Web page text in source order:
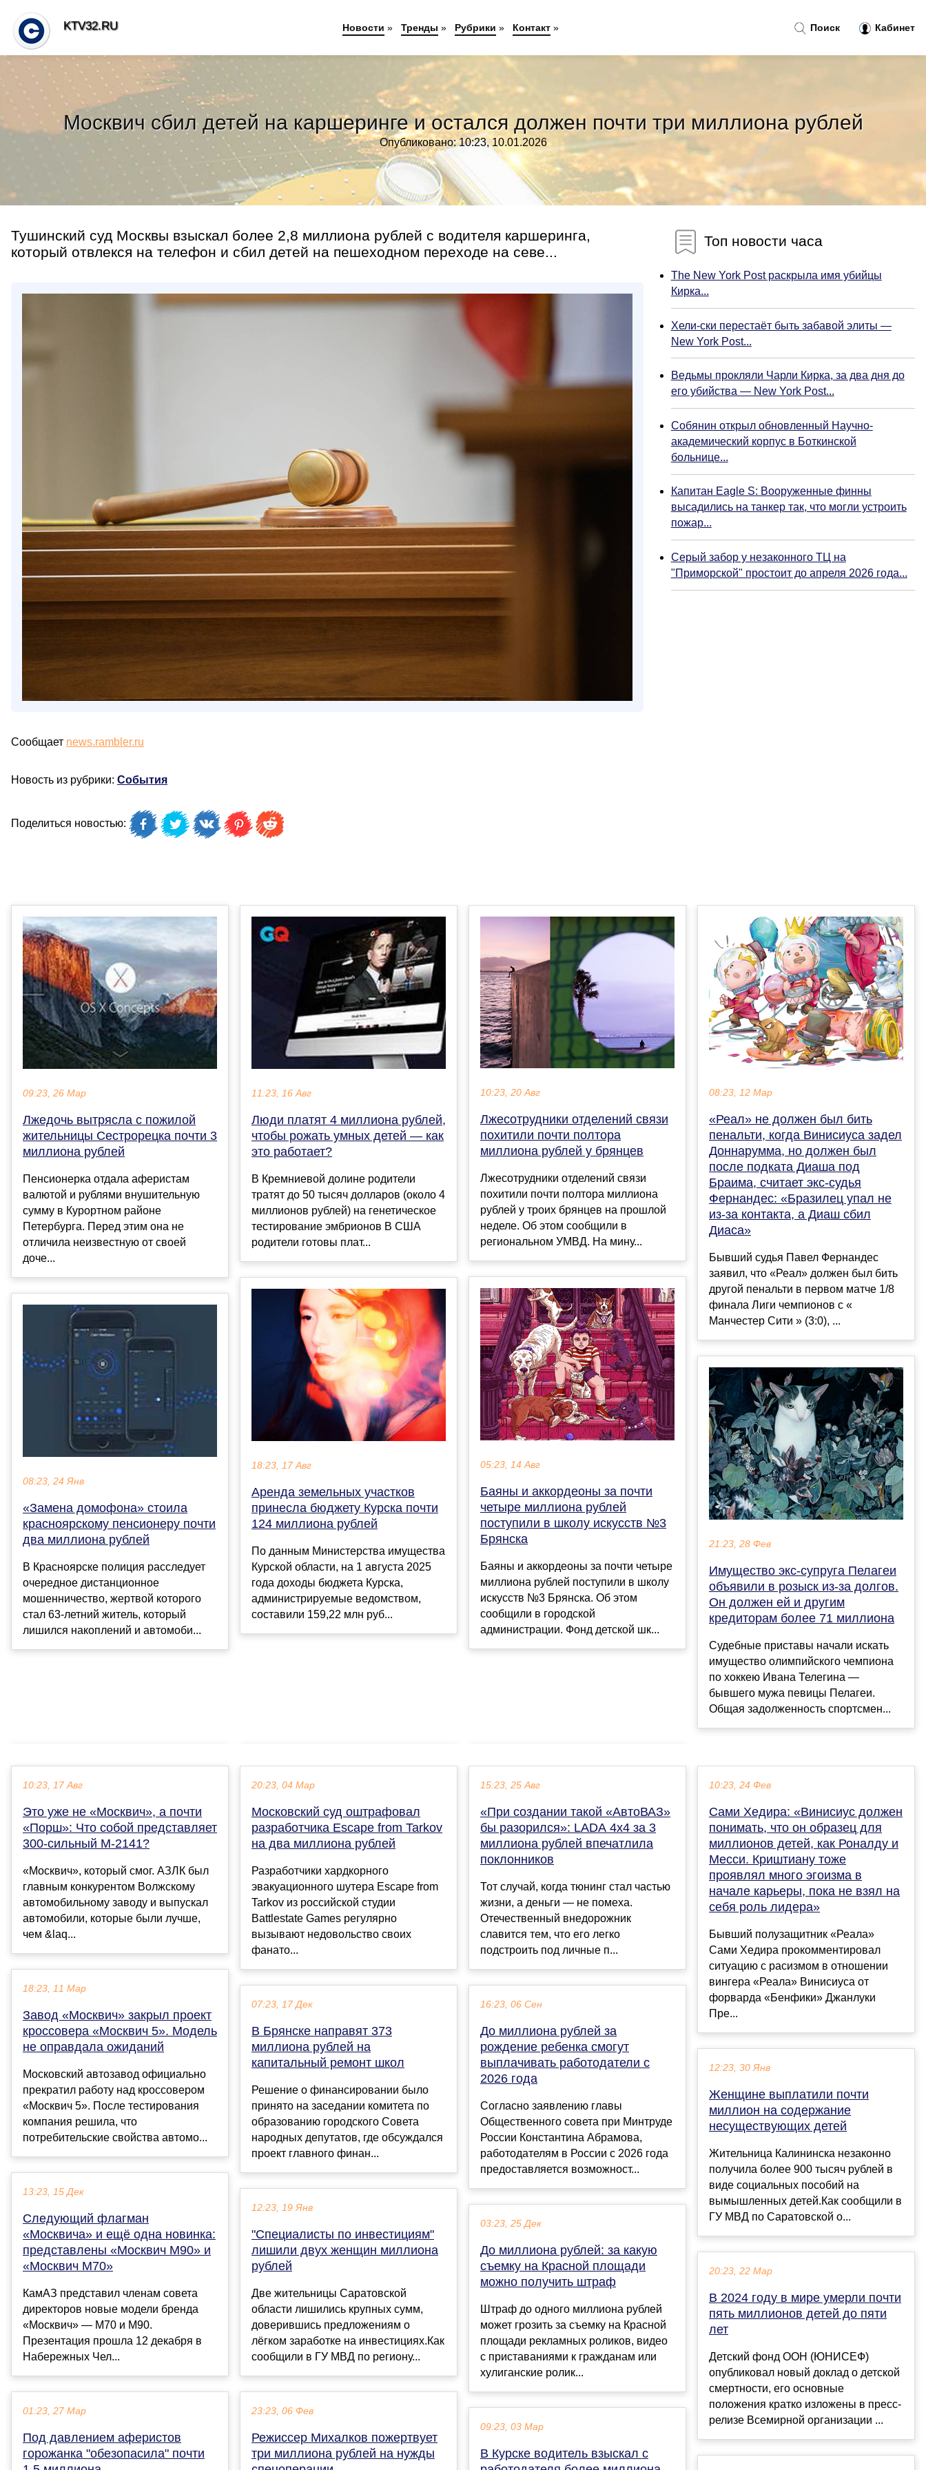
Москвич сбил детей на каршеринге и остался должен почти три миллиона рублей
Опубликовано: 10:23, 10.01.2026
Тушинский суд Москвы взыскал более 2,8 миллиона рублей с водителя каршеринга,
который отвлекся на телефон и сбил детей на пешеходном переходе на севе...
Сообщает news.rambler.ru
Новость из рубрики: События
Поделиться новостью:
Топ новости часа
The New York Post раскрыла имя убийцы
Кирка...
Хели-ски перестаёт быть забавой элиты —
New York Post...
Ведьмы прокляли Чарли Кирка, за два дня до
его убийства — New York Post...
Собянин открыл обновленный Научно-
академический корпус в Боткинской
больнице...
Капитан Eagle S: Вооруженные финны
высадились на танкер так, что могли устроить
пожар...
Серый забор у незаконного ТЦ на
"Приморской" простоит до апреля 2026 года...
09:23, 26 Мар
Лжедочь вытрясла с пожилой
жительницы Сестрорецка почти 3
миллиона рублей
Пенсионерка отдала аферистам
валютой и рублями внушительную
сумму в Курортном районе
Петербурга. Перед этим она не
отличила неизвестную от своей
доче...
08:23, 24 Янв
«Замена домофона» стоила
красноярскому пенсионеру почти
два миллиона рублей
В Красноярске полиция расследует
очередное дистанционное
мошенничество, жертвой которого
стал 63-летний житель, который
лишился накоплений и автомоби...
11:23, 16 Авг
Люди платят 4 миллиона рублей,
чтобы рожать умных детей — как
это работает?
В Кремниевой долине родители
тратят до 50 тысяч долларов (около 4
миллионов рублей) на генетическое
тестирование эмбрионов В США
родители готовы плат...
18:23, 17 Авг
Аренда земельных участков
принесла бюджету Курска почти
124 миллиона рублей
По данным Министерства имущества
Курской области, на 1 августа 2025
года доходы бюджета Курска,
администрируемые ведомством,
составили 159,22 млн руб...
10:23, 20 Авг
Лжесотрудники отделений связи
похитили почти полтора
миллиона рублей у брянцев
Лжесотрудники отделений связи
похитили почти полтора миллиона
рублей у троих брянцев на прошлой
неделе. Об этом сообщили в
региональном УМВД. На мину...
05:23, 14 Авг
Баяны и аккордеоны за почти
четыре миллиона рублей
поступили в школу искусств №3
Брянска
Баяны и аккордеоны за почти четыре
миллиона рублей поступили в школу
искусств №3 Брянска. Об этом
сообщили в городской
администрации. Фонд детской шк...
08:23, 12 Мар
«Реал» не должен был бить
пенальти, когда Винисиуса задел
Доннарумма, но должен был
после подката Диаша под
Браима, считает экс-судья
Фернандес: «Бразилец упал не
из-за контакта, а Диаш сбил
Диаса»
Бывший судья Павел Фернандес
заявил, что «Реал» должен был бить
другой пенальти в первом матче 1/8
финала Лиги чемпионов с «
Манчестер Сити » (3:0), ...
21:23, 28 Фев
Имущество экс-супруга Пелагеи
объявили в розыск из-за долгов.
Он должен ей и другим
кредиторам более 71 миллиона
Судебные приставы начали искать
имущество олимпийского чемпиона
по хоккею Ивана Телегина —
бывшего мужа певицы Пелагеи.
Общая задолженность спортсмен...
10:23, 17 Авг
Это уже не «Москвич», а почти
«Порш»: Что собой представляет
300-сильный М-2141?
«Москвич», который смог. АЗЛК был
главным конкурентом Волжскому
автомобильному заводу и выпускал
автомобили, которые были лучше,
чем &laq...
18:23, 11 Мар
Завод «Москвич» закрыл проект
кроссовера «Москвич 5». Модель
не оправдала ожиданий
Московский автозавод официально
прекратил работу над кроссовером
«Москвич 5». После тестирования
компания решила, что
потребительские свойства автомо...
13:23, 15 Дек
Следующий флагман
«Москвича» и ещё одна новинка:
представлены «Москвич М90» и
«Москвич М70»
КамАЗ представил членам совета
директоров новые модели бренда
«Москвич» — М70 и М90.
Презентация прошла 12 декабря в
Набережных Чел...
01:23, 27 Мар
Под давлением аферистов
горожанка "обезопасила" почти
20:23, 04 Мар
Московский суд оштрафовал
разработчика Escape from Tarkov
на два миллиона рублей
Разработчики хардкорного
эвакуационного шутера Escape from
Tarkov из российской студии
Battlestate Games регулярно
вызывают недовольство своих
фанато...
07:23, 17 Дек
В Брянске направят 373
миллиона рублей на
капитальный ремонт школ
Решение о финансировании было
принято на заседании комитета по
образованию городского Совета
народных депутатов, где обсуждался
проект главного финан...
12:23, 19 Янв
"Специалисты по инвестициям"
лишили двух женщин миллиона
рублей
Две жительницы Саратовской
области лишились крупных сумм,
доверившись предложениям о
лёгком заработке на инвестициях.Как
сообщили в ГУ МВД по региону...
23:23, 06 Фев
Режиссер Михалков пожертвует
три миллиона рублей на нужды
15:23, 25 Авг
«При создании такой «АвтоВАЗ»
бы разорился»: LADA 4x4 за 3
миллиона рублей впечатлила
поклонников
Тот случай, когда тюнинг стал частью
жизни, а деньги — не помеха.
Отечественный внедорожник
славится тем, что его легко
подстроить под личные п...
16:23, 06 Сен
До миллиона рублей за
рождение ребенка смогут
выплачивать работодатели с
2026 года
Согласно заявлению главы
Общественного совета при Минтруде
России Константина Абрамова,
работодателям в России с 2026 года
предоставляется возможност...
03:23, 25 Дек
До миллиона рублей: за какую
съемку на Красной площади
можно получить штраф
Штраф до одного миллиона рублей
может грозить за съемку на Красной
площади рекламных роликов, видео
с приставаниями к гражданам или
хулиганские ролик...
09:23, 03 Мар
В Курске водитель взыскал с
10:23, 24 Фев
Сами Хедира: «Винисиус должен
понимать, что он образец для
миллионов детей, как Роналду и
Месси. Криштиану тоже
проявлял много эгоизма в
начале карьеры, пока не взял на
себя роль лидера»
Бывший полузащитник «Реала»
Сами Хедира прокомментировал
ситуацию с расизмом в отношении
вингера «Реала» Винисиуса от
форварда «Бенфики» Джанлуки
Пре...
12:23, 30 Янв
Женщине выплатили почти
миллион на содержание
несуществующих детей
Жительница Калининска незаконно
получила более 900 тысяч рублей в
виде социальных пособий на
вымышленных детей.Как сообщили в
ГУ МВД по Саратовской о...
20:23, 22 Мар
В 2024 году в мире умерли почти
пять миллионов детей до пяти
лет
Детский фонд ООН (ЮНИСЕФ)
опубликовал новый доклад о детской
смертности, его основные
положения кратко изложены в пресс-
релизе Всемирной организации ...
Поиск Кабинет
KTV32.RU Новости » Тренды » Рубрики » Контакт»